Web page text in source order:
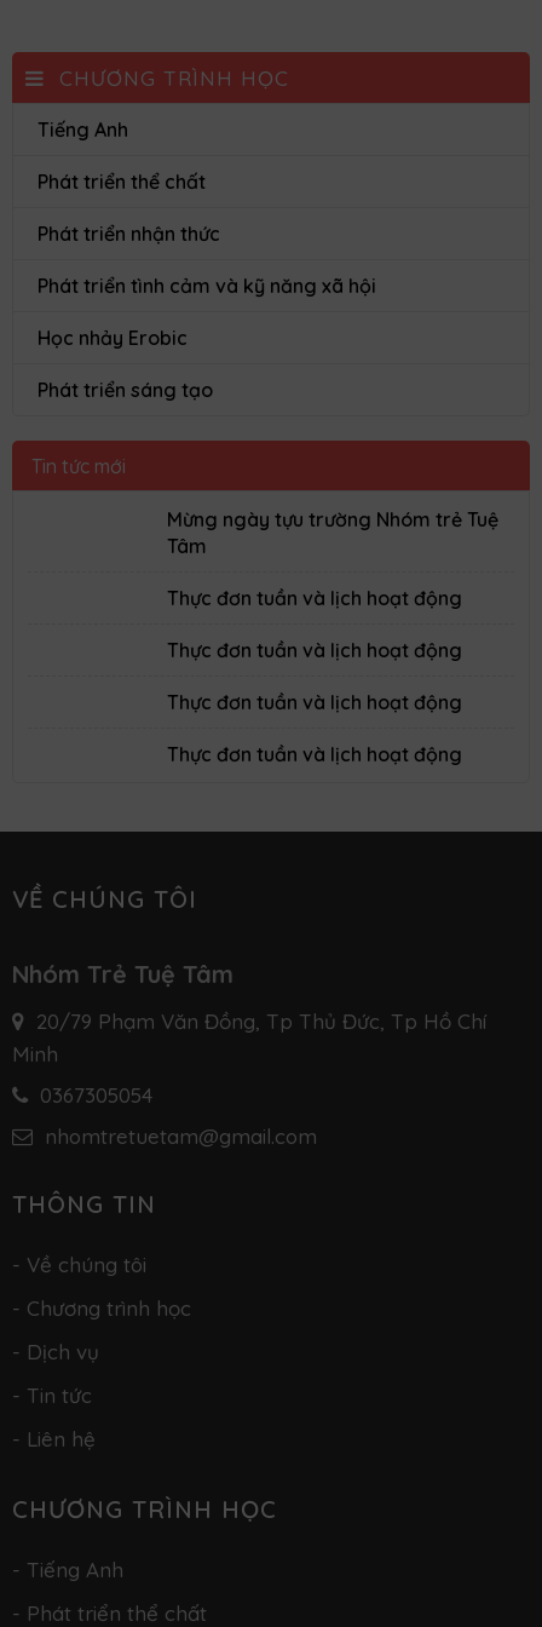
CHƯƠNG TRÌNH HỌC
Tiếng Anh
Phát triển thể chất
Phát triển nhận thức
Phát triển tình cảm và kỹ năng xã hội
Học nhảy Erobic
Phát triển sáng tạo
Tin tức mới
Mừng ngày tựu trường Nhóm trẻ Tuệ
Tâm
Thực đơn tuần và lịch hoạt động
Thực đơn tuần và lịch hoạt động
Thực đơn tuần và lịch hoạt động
Thực đơn tuần và lịch hoạt động
VỀ CHÚNG TÔI
Nhóm Trẻ Tuệ Tâm
20/79 Phạm Văn Đồng, Tp Thủ Đức, Tp Hồ Chí
Minh
0367305054
nhomtretuetam@gmail.com
THÔNG TIN
- Về chúng tôi
- Chương trình học
- Dịch vụ
- Tin tức
- Liên hệ
CHƯƠNG TRÌNH HỌC
- Tiếng Anh
- Phát triển thể chất